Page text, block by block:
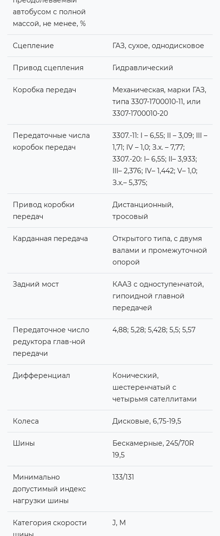
автобусом с полной
массой, не менее, %
Сцепление ГАЗ, сухое, однодисковое
Привод сцепления Гидравлический
Коробка передач
Механическая, марки ГАЗ,
типа 3307-1700010-11, или
3307-1700010-20
Передаточные числа
коробок передач
3307.-11: I – 6,55; II – 3,09; III –
1,71; IV – 1,0; З.х. – 7,77;
3307.-20: I– 6,55; II– 3,933;
III– 2,376; IV– 1,442; V– 1,0;
З.х.– 5,375;
Привод коробки
передач
Дистанционный,
тросовый
Карданная передача
Открытого типа, с двумя
валами и промежуточной
опорой
Задний мост
КААЗ с одноступенчатой,
гипоидной главной
передачей
Передаточное число
редуктора глав-ной
передачи
4,88; 5,28; 5,428; 5,5; 5,57
Дифференциал
Конический,
шестеренчатый с
четырьмя сателлитами
Колеса Дисковые, 6,75-19,5
Шины
Бескамерные, 245/70R
19,5
Минимально
допустимый индекс
нагрузки шины
133/131
Категория скорости
J, М